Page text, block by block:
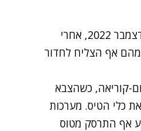
בקוריאה מציינים שהדחיפה הדרמטית לפרויקט הלייזר שלהם הגיעה בדצמבר 2022, אחרי
מהם אף הצליח לחדור
קוריאה, כשהצבא
כלי הטיס. מערכות
אף התרסק מטוס